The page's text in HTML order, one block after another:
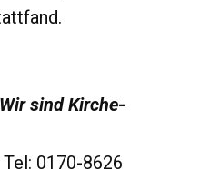
Wir sind Kirche-
0170-8626